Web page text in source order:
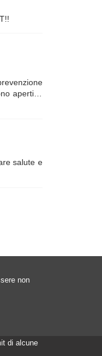
aperti…
salute e
non
di alcune